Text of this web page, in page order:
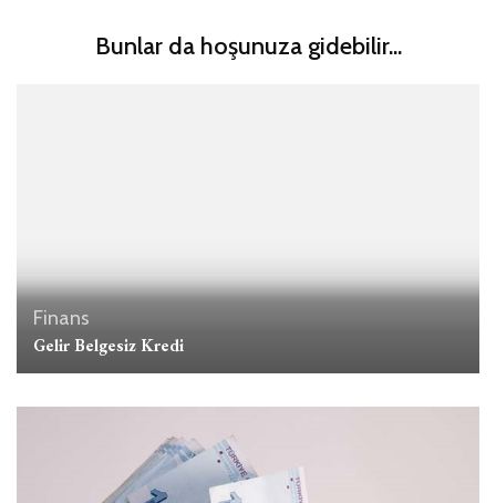
Bunlar da hoşunuza gidebilir...
Finans
Gelir Belgesiz Kredi